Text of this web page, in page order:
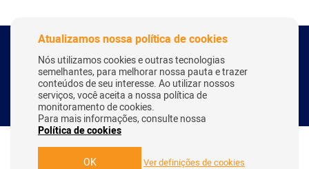
Copyright Webitcoin 2018 - Todos os Direitos Reservados
Desenvolvido por: Herick Correa
Atualizamos nossa política de cookies
Nós utilizamos cookies e outras tecnologias
semelhantes, para melhorar nossa pauta e trazer
conteúdos de seu interesse. Ao utilizar nossos
serviços, você aceita a nossa política de
monitoramento de cookies.
Para mais informações, consulte nossa
Política de cookies
OK Ver definições de cookies